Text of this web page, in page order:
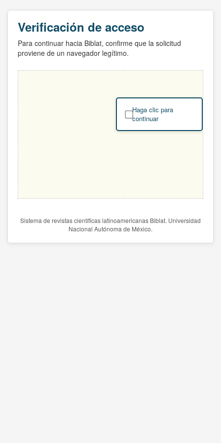
Verificación de acceso
Para continuar hacia Biblat, confirme que la solicitud
proviene de un navegador legítimo.
Haga clic para
continuar
Sistema de revistas científicas latinoamericanas Biblat. Universidad
Nacional Autónoma de México.